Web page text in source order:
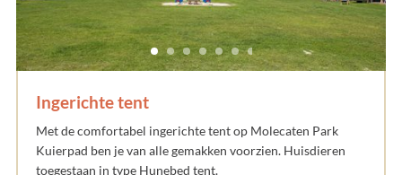
Ingerichte tent
Met de comfortabel ingerichte tent op Molecaten Park
Kuierpad ben je van alle gemakken voorzien. Huisdieren
toegestaan in type Hunebed tent.